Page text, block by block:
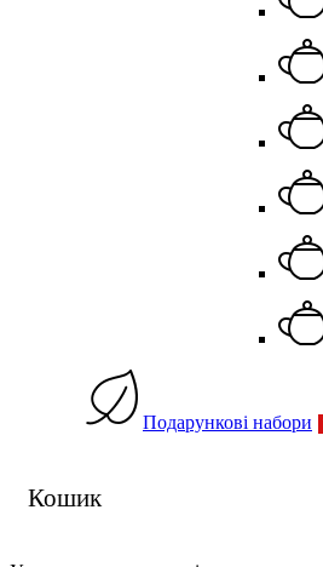
Подарункові набори
Кошик